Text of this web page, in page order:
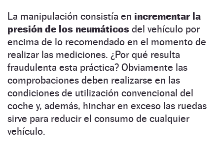
La manipulación consistía en incrementar la
presión de los neumáticos del vehículo por
encima de lo recomendado en el momento de
realizar las mediciones. ¿Por qué resulta
fraudulenta esta práctica? Obviamente las
comprobaciones deben realizarse en las
condiciones de utilización convencional del
coche y, además, hinchar en exceso las ruedas
sirve para reducir el consumo de cualquier
vehículo.